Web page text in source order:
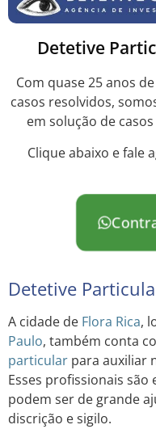
Detetive
Com quase 25 anos
casos resolvidos,
em solução de
Clique abaixo e fale
Detetive
A cidade de Flora Rica,
Paulo, também conta
particular para auxiliar
Esses profissionais são
podem ser de grande
discrição e sigilo.